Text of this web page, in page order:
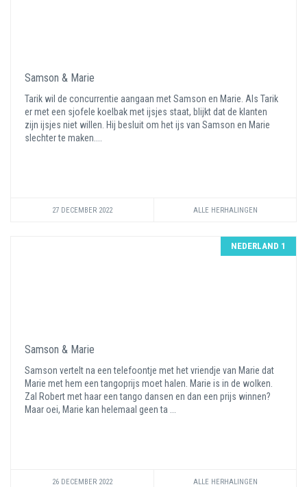
Samson & Marie
Tarik wil de concurrentie aangaan met Samson en Marie. Als Tarik
er met een sjofele koelbak met ijsjes staat, blijkt dat de klanten
zijn ijsjes niet willen. Hij besluit om het ijs van Samson en Marie
slechter te maken....
27 DECEMBER 2022 ALLE HERHALINGEN
NEDERLAND 1
Samson & Marie
Samson vertelt na een telefoontje met het vriendje van Marie dat
Marie met hem een tangoprijs moet halen. Marie is in de wolken.
Zal Robert met haar een tango dansen en dan een prijs winnen?
Maar oei, Marie kan helemaal geen ta ...
26 DECEMBER 2022 ALLE HERHALINGEN